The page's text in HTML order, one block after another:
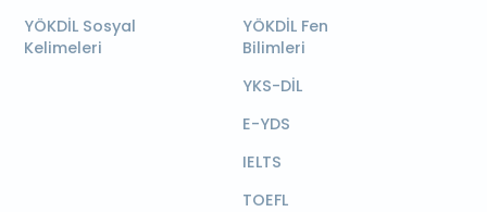
YÖKDİL Sosyal
Kelimeleri
YÖKDİL Fen
Bilimleri
YKS-DİL
E-YDS
IELTS
TOEFL